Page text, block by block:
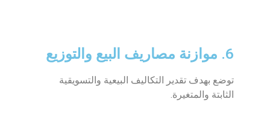
6. موازنة مصاريف البيع والتوزيع
توضع بهدف تقدير التكاليف البيعية والتسويقية
الثابتة والمتغيرة.